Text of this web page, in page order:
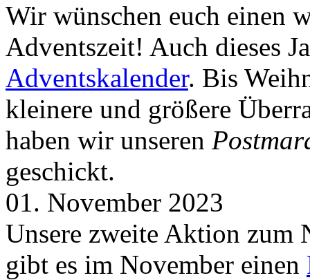
Wir wünschen euch einen
Adventszeit! Auch dieses
Adventskalender. Bis
kleinere und größere
haben wir unseren
geschickt.
01. November 2023
Unsere zweite Aktion zum
gibt es im November einen